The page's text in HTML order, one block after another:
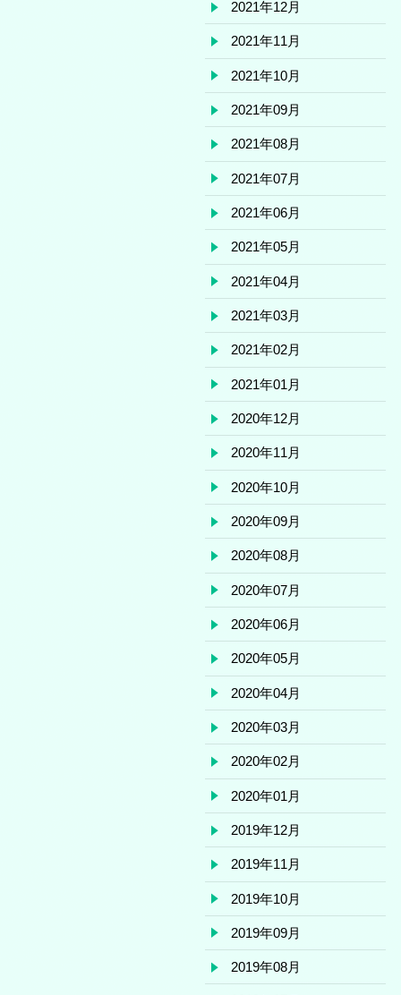
2021年12月
2021年11月
2021年10月
2021年09月
2021年08月
2021年07月
2021年06月
2021年05月
2021年04月
2021年03月
2021年02月
2021年01月
2020年12月
2020年11月
2020年10月
2020年09月
2020年08月
2020年07月
2020年06月
2020年05月
2020年04月
2020年03月
2020年02月
2020年01月
2019年12月
2019年11月
2019年10月
2019年09月
2019年08月